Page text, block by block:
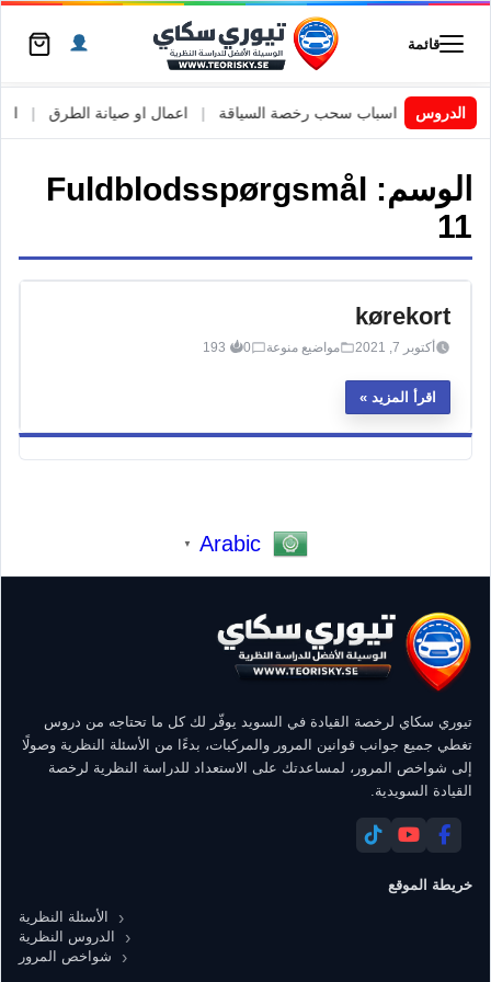
قائمة
الدروسالسويد | اسباب سحب رخصة السياقة اعمال او صيانة الطرق
الوسم: Fuldblodsspørgsmål
11
kørekort
أكتوبر 7, 2021 مواضيع منوعة 0
193
اقرأ المزيد
Arabic
▼
تيوري سكاي لرخصة القيادة في السويد يوفّر لك كل ما تحتاجه من دروس
تغطي جميع جوانب قوانين المرور والمركبات، بدءًا من الأسئلة النظرية وصولًا
إلى شواخص المرور، لمساعدتك على الاستعداد للدراسة النظرية لرخصة
القيادة السويدية.
خريطة الموقع
الأسئلة النظرية
الدروس النظرية
شواخص المرور